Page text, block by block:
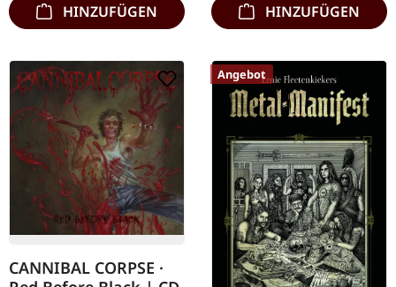
HINZUFÜGEN HINZUFÜGEN
CANNIBAL CORPSE ·
Angebot